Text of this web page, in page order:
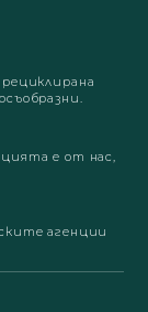
е от нас,
агенции